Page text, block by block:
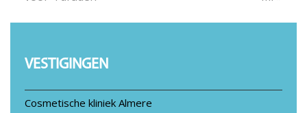
VESTIGINGEN
Cosmetische kliniek Almere